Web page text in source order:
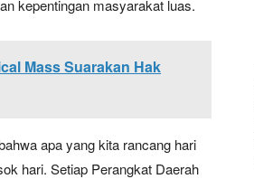
kepentingan masyarakat luas.
Mass Suarakan Hak
apa yang kita rancang hari
hari. Setiap Perangkat Daerah